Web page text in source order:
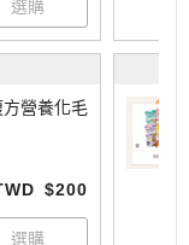
$200